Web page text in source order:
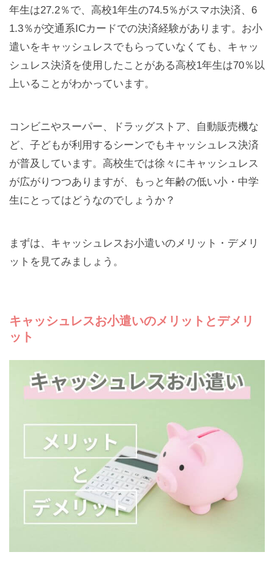
年生は27.2％で、高校1年生の74.5％がスマホ決済、6
1.3％が交通系ICカードでの決済経験があります。お小
遣いをキャッシュレスでもらっていなくても、キャッ
シュレス決済を使用したことがある高校1年生は70％以
上いることがわかっています。
コンビニやスーパー、ドラッグストア、自動販売機な
ど、子どもが利用するシーンでもキャッシュレス決済
が普及しています。高校生では徐々にキャッシュレス
が広がりつつありますが、もっと年齢の低い小・中学
生にとってはどうなのでしょうか？
まずは、キャッシュレスお小遣いのメリット・デメリ
ットを見てみましょう。
キャッシュレスお小遣いのメリットとデメリ
ット